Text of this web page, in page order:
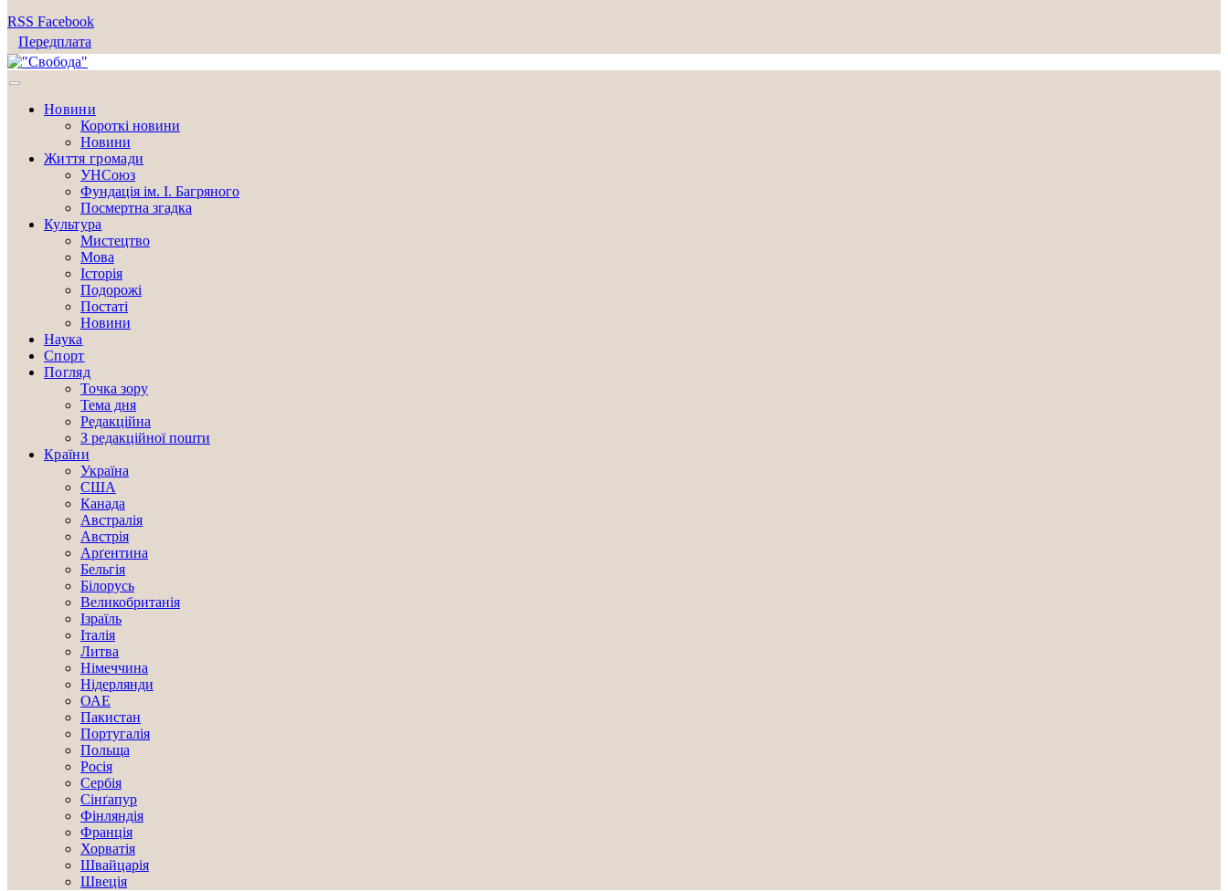
RSS Facebook
Передплата
Новини
Короткі новини
Новини
Життя громади
УНСоюз
Фундація ім. І. Багряного
Посмертна згадка
Культура
Мистецтво
Мова
Історія
Подорожі
Постаті
Новини
Наука
Спорт
Погляд
Точка зору
Тема дня
Редакційна
З редакційної пошти
Країни
Україна
США
Канада
Австралія
Австрія
Арґентина
Бельгія
Білорусь
Великобританія
Ізраїль
Італія
Литва
Німеччина
Нідерлянди
ОАЕ
Пакистан
Португалія
Польща
Росія
Сербія
Сінґапур
Фінляндія
Франція
Хорватія
Швайцарія
Швеція